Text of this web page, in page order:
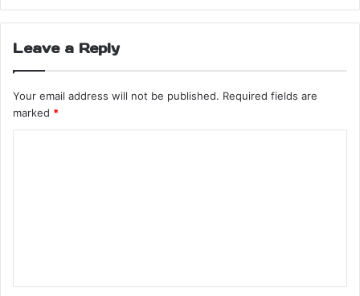
Leave a Reply
Your email address will not be published. Required fields are
marked *